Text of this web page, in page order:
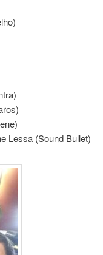
Lessa (Sound Bullet)